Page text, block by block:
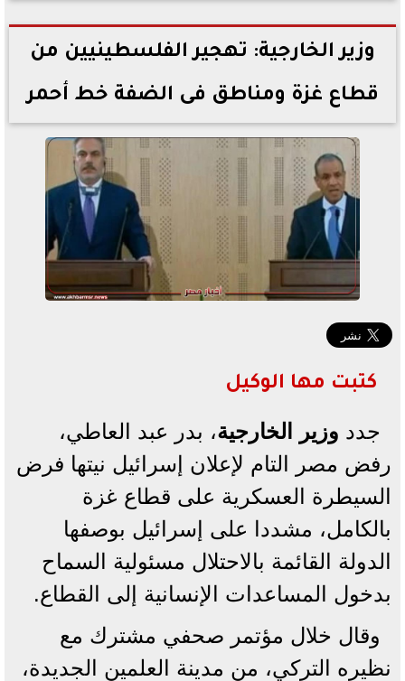
2025-08-09 13:52:53
وزير الخارجية: تهجير الفلسطينيين من
قطاع غزة ومناطق فى الضفة خط أحمر
كتبت مها الوكيل
جدد وزير الخارجية، بدر عبد العاطي،
رفض مصر التام لإعلان إسرائيل نيتها فرض
السيطرة العسكرية على قطاع غزة
بالكامل، مشددا على إسرائيل بوصفها
الدولة القائمة بالاحتلال مسئولية السماح
بدخول المساعدات الإنسانية إلى القطاع.
وقال خلال مؤتمر صحفي مشترك مع
نظيره التركي، من مدينة العلمين الجديدة،